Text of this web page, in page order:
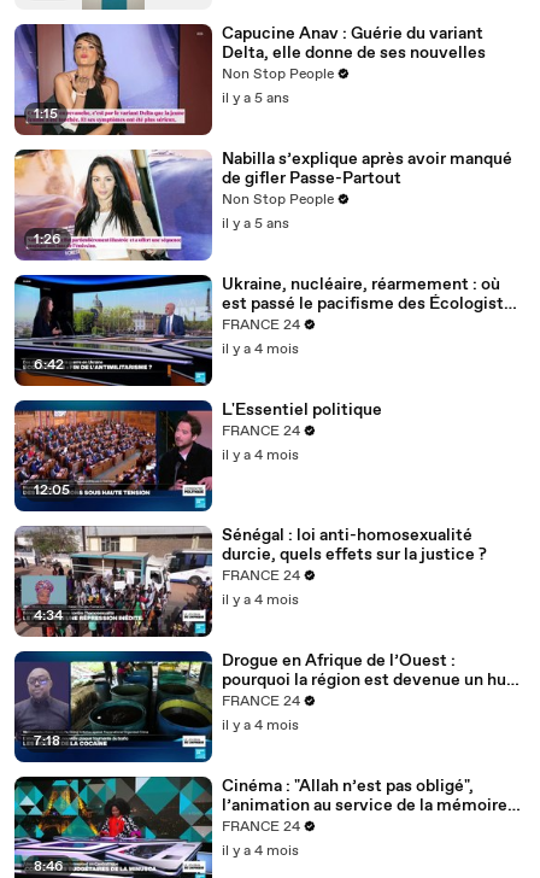
1:15
Capucine Anav : Guérie du variant
Delta, elle donne de ses nouvelles
Non Stop People
il y a 5 ans
1:26
Nabilla s’explique après avoir manqué
de gifler Passe-Partout
Non Stop People
il y a 5 ans
6:42
Ukraine, nucléaire, réarmement : où
est passé le pacifisme des Écologistes
?
FRANCE 24
il y a 4 mois
12:05
L'Essentiel politique
FRANCE 24
il y a 4 mois
4:34
Sénégal : loi anti-homosexualité
durcie, quels effets sur la justice ?
FRANCE 24
il y a 4 mois
7:18
Drogue en Afrique de l’Ouest :
pourquoi la région est devenue un hub
mondial
FRANCE 24
il y a 4 mois
8:46
Cinéma : "Allah n’est pas obligé",
l’animation au service de la mémoire
des enfants-soldats
FRANCE 24
il y a 4 mois